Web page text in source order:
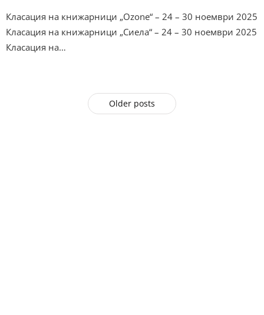
Класация на книжарници „Ozone“ – 24 – 30 ноември 2025
Класация на книжарници „Сиела“ – 24 – 30 ноември 2025
Класация на…
Older posts